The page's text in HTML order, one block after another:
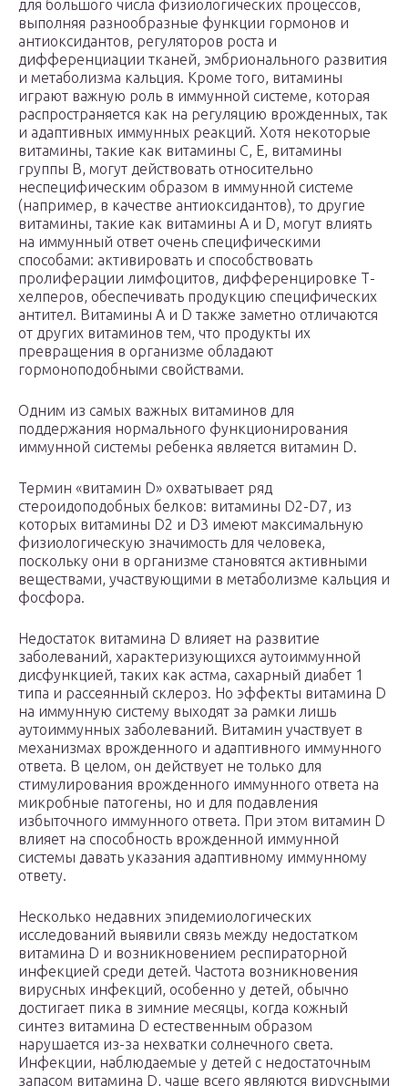
для большого числа физиологических процессов,
выполняя разнообразные функции гормонов и
антиоксидантов, регуляторов роста и
дифференциации тканей, эмбрионального развития
и метаболизма кальция. Кроме того, витамины
играют важную роль в иммунной системе, которая
распространяется как на регуляцию врожденных, так
и адаптивных иммунных реакций. Хотя некоторые
витамины, такие как витамины C, E, витамины
группы B, могут действовать относительно
неспецифическим образом в иммунной системе
(например, в качестве антиоксидантов), то другие
витамины, такие как витамины A и D, могут влиять
на иммунный ответ очень специфическими
способами: активировать и способствовать
пролиферации лимфоцитов, дифференцировке Т-
хелперов, обеспечивать продукцию специфических
антител. Витамины А и D также заметно отличаются
от других витаминов тем, что продукты их
превращения в организме обладают
гормоноподобными свойствами.
Одним из самых важных витаминов для
поддержания нормального функционирования
иммунной системы ребенка является витамин D.
Термин «витамин D» охватывает ряд
стероидоподобных белков: витамины D2-D7, из
которых витамины D2 и D3 имеют максимальную
физиологическую значимость для человека,
поскольку они в организме становятся активными
веществами, участвующими в метаболизме кальция и
фосфора.
Недостаток витамина D влияет на развитие
заболеваний, характеризующихся аутоиммунной
дисфункцией, таких как астма, сахарный диабет 1
типа и рассеянный склероз. Но эффекты витамина D
на иммунную систему выходят за рамки лишь
аутоиммунных заболеваний. Витамин участвует в
механизмах врожденного и адаптивного иммунного
ответа. В целом, он действует не только для
стимулирования врожденного иммунного ответа на
микробные патогены, но и для подавления
избыточного иммунного ответа. При этом витамин D
влияет на способность врожденной иммунной
системы давать указания адаптивному иммунному
ответу.
Несколько недавних эпидемиологических
исследований выявили связь между недостатком
витамина D и возникновением респираторной
инфекцией среди детей. Частота возникновения
вирусных инфекций, особенно у детей, обычно
достигает пика в зимние месяцы, когда кожный
синтез витамина D естественным образом
нарушается из-за нехватки солнечного света.
Инфекции, наблюдаемые у детей с недостаточным
запасом витамина D, чаще всего являются вирусными